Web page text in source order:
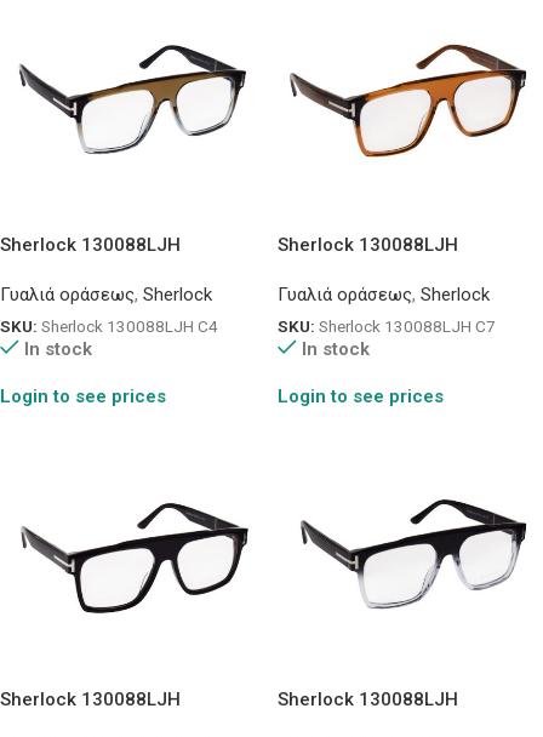
Sherlock 130088LJH
Γυαλιά οράσεως, Sherlock
SKU: Sherlock 130088LJH C4
In stock
Login to see prices
Sherlock 130088LJH
Γυαλιά οράσεως, Sherlock
SKU: Sherlock 130088LJH C7
In stock
Login to see prices
Sherlock 130088LJH Sherlock 130088LJH